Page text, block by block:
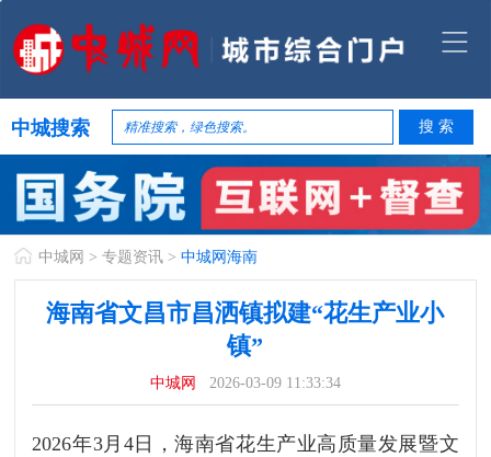
中城搜索
中城网 >专题资讯 >中城网海南
海南省文昌市昌洒镇拟建“花生产业小
镇”
中城网 2026-03-09 11:33:34
2026年3月4日，海南省花生产业高质量发展暨文